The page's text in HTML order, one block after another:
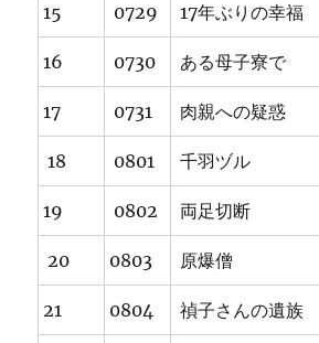
15 0729 17年ぶりの幸福
16 0730 ある母子寮で
17 0731 肉親への疑惑
18 0801 千羽ヅル
19 0802 両足切断
20 0803 原爆僧
21 0804 禎子さんの遺族